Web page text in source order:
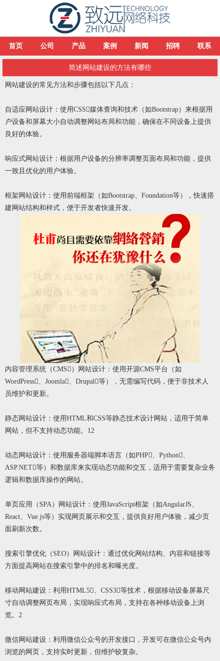
首页 公司 产品 案例 新闻 招聘 联系
简述网站建设的方法有哪些
网站建设的常见方法和步骤包括以下几点：
自适应网站设计：使用CSS媒体查询和技术（如Bootstrap）来根据用
户设备和屏幕大小自动调整网站布局和功能，确保在不同设备上提供
良好的体验。
响应式网站设计：根据用户设备的分辨率调整页面布局和功能，提供
一致且优化的用户体验。
框架网站设计：使用前端框架（如Bootstrap、Foundation等），快速搭
建网站结构和样式，便于开发者快速开发。
内容管理系统（CMS）网站设计：使用开源CMS平台（如
WordPress、Joomla、Drupal等），无需编写代码，便于非技术人
员维护和更新。
静态网站设计：使用HTML和CSS等静态技术设计网站，适用于简单
网站，但不支持动态功能。12
动态网站设计：使用服务器端脚本语言（如PHP、Python、
ASP.NET等）和数据库来实现动态功能和交互，适用于需要复杂业务
逻辑和数据库操作的网站。
单页应用（SPA）网站设计：使用JavaScript框架（如AngularJS、
React、Vue.js等）实现网页展示和交互，提供良好用户体验，减少页
面刷新次数。
搜索引擎优化（SEO）网站设计：通过优化网站结构、内容和链接等
方面提高网站在搜索引擎中的排名和曝光度。
移动网站建设：利用HTML5、CSS3等技术，根据移动设备屏幕尺
寸自动调整网页布局，实现响应式布局，支持在各种移动设备上浏
览。2
微信网站建设：利用微信公众号的开发接口，开发可在微信公众号内
浏览的网页，支持实时更新，但维护较复杂。